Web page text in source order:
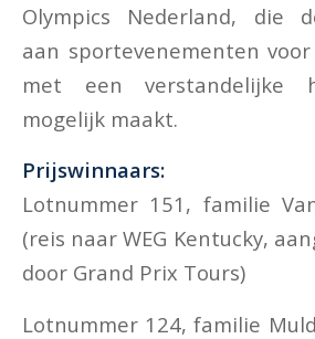
Olympics Nederland, die
aan sportevenementen
met een verstandelijke
mogelijk maakt.
Prijswinnaars:
Lotnummer 151, familie
(reis naar WEG Kentucky,
door Grand Prix Tours)
Lotnummer 124, familie